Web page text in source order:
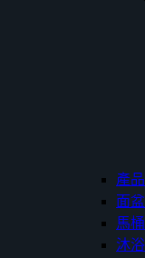
產
面
馬桶
沐